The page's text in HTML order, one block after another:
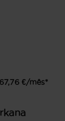
€/mês*